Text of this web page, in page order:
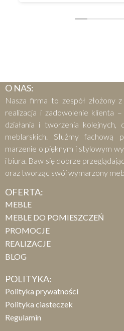
O NAS:
Nasza firma to zespół złożony
realizacja i zadowolenie klienta
działania i tworzenia kolejnych,
meblarskich. Służmy fachową
marzenie o pięknym i stylowym
i biura. Baw się dobrze
oraz tworząc swój wymarzony
OFERTA:
MEBLE
MEBLE DO POMIESZCZEŃ
PROMOCJE
REALIZACJE
BLOG
POLITYKA:
Polityka prywatności
Polityka ciasteczek
Regulamin